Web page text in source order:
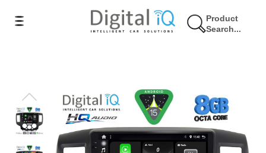
Product
Search...
9% Έκπτωση